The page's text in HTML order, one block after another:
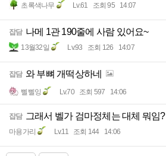
초록색나무 Lv.61 조회 95 14:07
잡담 나메 1관 190줄에 사람 있어요~
13월32일 Lv.93 조회 126 14:07
잡담 와 부뼈 개떡상하네
삘삘잉 Lv.70 조회 597 14:06
잡담 그래서 벨가 검마정체는 대체 뭐임?
마용가리 Lv.11 조회 144 14:06